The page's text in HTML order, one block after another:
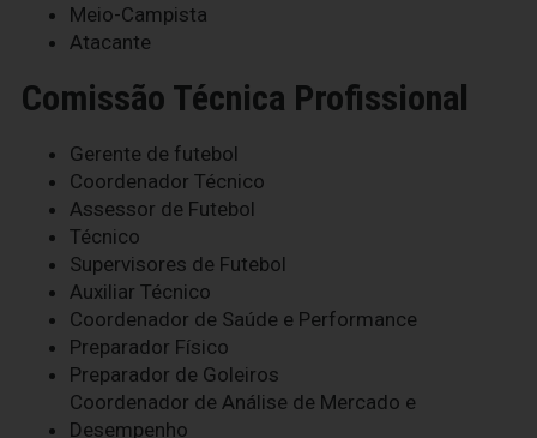
Meio-Campista
Atacante
Comissão Técnica Profissional
Gerente de futebol
Coordenador Técnico
Assessor de Futebol
Técnico
Supervisores de Futebol
Auxiliar Técnico
Coordenador de Saúde e Performance
Preparador Físico
Preparador de Goleiros
Coordenador de Análise de Mercado e
Desempenho